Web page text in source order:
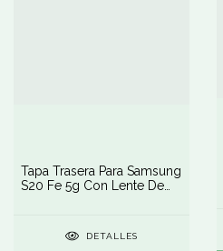
Tapa Trasera Para Samsung
S20 Fe 5g Con Lente De
DETALLES